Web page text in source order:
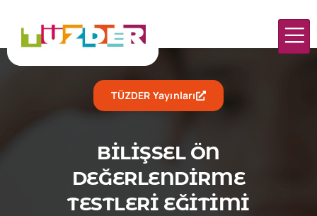
TÜZDER Yayınları
BİLİŞSEL ÖN
DEĞERLENDİRME
TESTLERİ EĞİTİMİ